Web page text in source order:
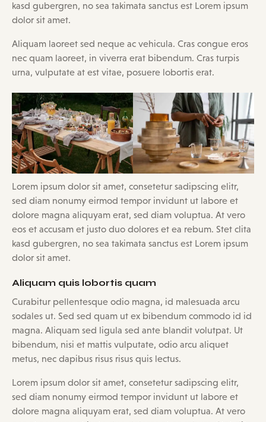
kasd gubergren, no sea takimata sanctus est Lorem ipsum
dolor sit amet.
Aliquam laoreet sed neque ac vehicula. Cras congue eros
nec quam laoreet, in viverra erat bibendum. Cras turpis
urna, vulputate at est vitae, posuere lobortis erat.
Lorem ipsum dolor sit amet, consetetur sadipscing elitr,
sed diam nonumy eirmod tempor invidunt ut labore et
dolore magna aliquyam erat, sed diam voluptua. At vero
eos et accusam et justo duo dolores et ea rebum. Stet clita
kasd gubergren, no sea takimata sanctus est Lorem ipsum
dolor sit amet.
Aliquam quis lobortis quam
Curabitur pellentesque odio magna, id malesuada arcu
sodales ut. Sed sed quam ut ex bibendum commodo id id
magna. Aliquam sed ligula sed ante blandit volutpat. Ut
bibendum, nisi et mattis vulputate, odio arcu aliquet
metus, nec dapibus risus risus quis lectus.
Lorem ipsum dolor sit amet, consetetur sadipscing elitr,
sed diam nonumy eirmod tempor invidunt ut labore et
dolore magna aliquyam erat, sed diam voluptua. At vero